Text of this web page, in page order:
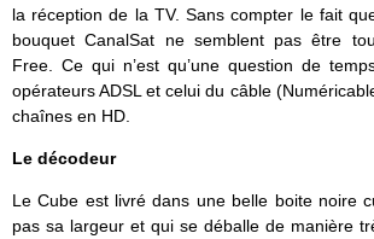
la réception de la TV. Sans compter le fait
bouquet CanalSat ne semblent pas être
Free. Ce qui n’est qu’une question de
opérateurs ADSL et celui du câble
chaînes en HD.
Le décodeur
Le Cube est livré dans une belle boite noire
pas sa largeur et qui se déballe de manière